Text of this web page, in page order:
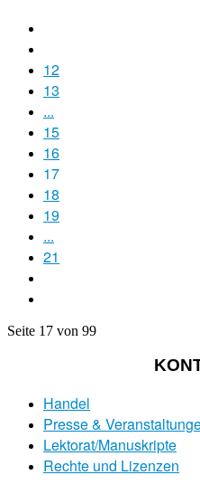
12
13
...
15
16
17
18
19
...
21
Seite 17 von 99
Handel
Presse &
Lektorat/Manuskripte
Rechte und Lizenzen